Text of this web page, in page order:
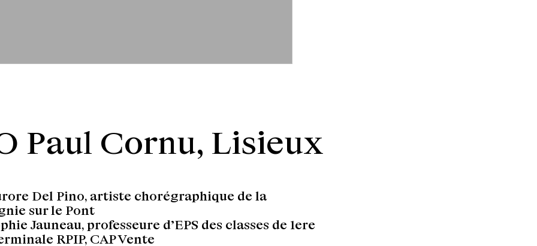
Paul Cornu, Lisieux
Del Pino, artiste chorégraphique de la
sur le Pont
Jauneau, professeure d’EPS des classes de 1ere
RPIP, CAP Vente